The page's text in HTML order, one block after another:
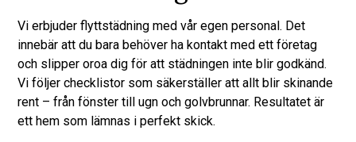
Vi erbjuder flyttstädning med vår egen personal. Det
innebär att du bara behöver ha kontakt med ett företag
och slipper oroa dig för att städningen inte blir godkänd.
Vi följer checklistor som säkerställer att allt blir skinande
rent – från fönster till ugn och golvbrunnar. Resultatet är
ett hem som lämnas i perfekt skick.